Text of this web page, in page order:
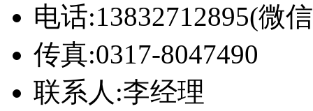
电话:13832712895(微
传真:0317-8047490
联系人:李经理